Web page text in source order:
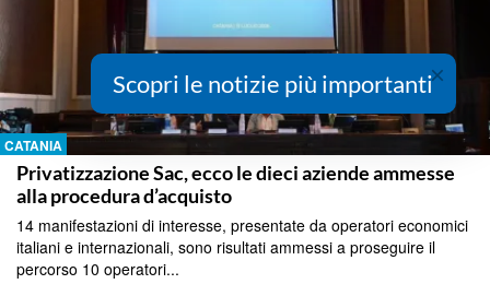
CATANIA
Privatizzazione Sac, ecco le dieci aziende ammesse
alla procedura d’acquisto
14 manifestazioni di interesse, presentate da operatori economici
italiani e internazionali, sono risultati ammessi a proseguire il
percorso 10 operatori...
×
Scopri le notizie più importanti